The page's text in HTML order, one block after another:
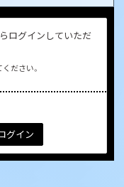
ログインしていただ
ださい。
グイン